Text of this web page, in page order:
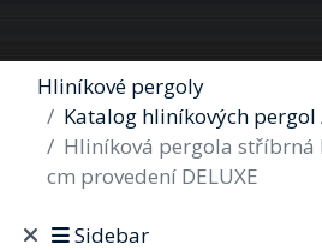
Hliníkové pergoly
Katalog hliníkových
Hliníková pergola stříbrná
cm provedení DELUXE
Sidebar